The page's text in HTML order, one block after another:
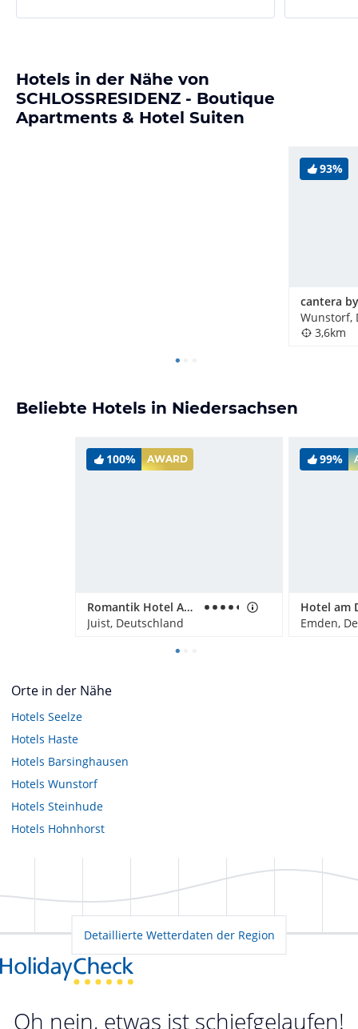
Hotels in der Nähe von
SCHLOSSRESIDENZ - Boutique
Apartments & Hotel Suiten
93%
cantera
Wunstorf,
3,6km
Beliebte Hotels in Niedersachsen
100% AWARD
Romantik Hotel Achterdiek
Juist, Deutschland
99%
Hotel am
Emden,
Orte in der Nähe
Hotels Seelze
Hotels Haste
Hotels Barsinghausen
Hotels Wunstorf
Hotels Steinhude
Hotels Hohnhorst
Detaillierte Wetterdaten der Region
Oh nein, etwas ist schiefgelaufen!